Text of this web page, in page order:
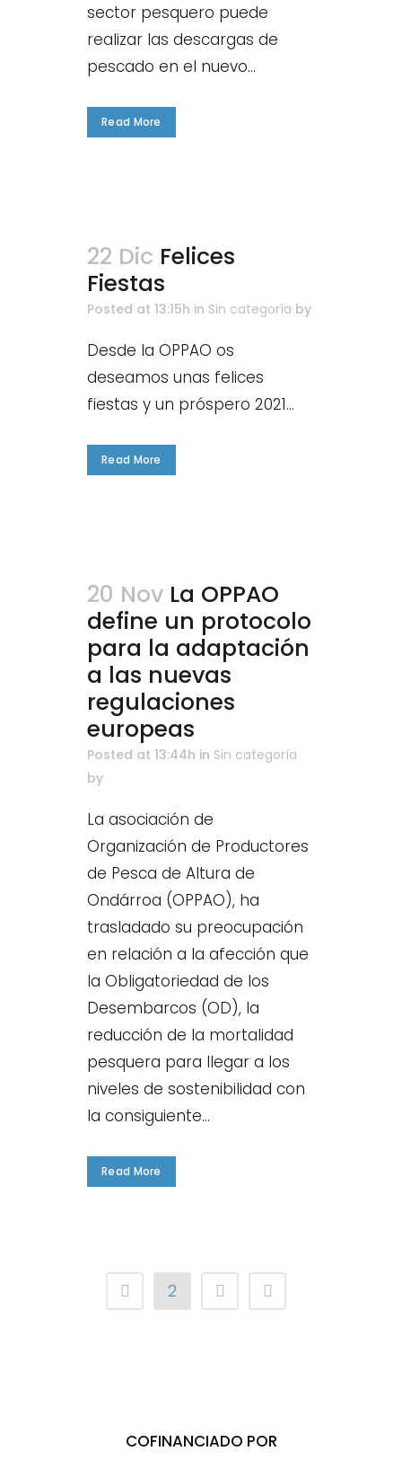
sector pesquero puede
realizar las descargas de
pescado en el nuevo...
Read More
22 Dic Felices
Fiestas
Posted at 13:15h in Sin categoría by
Desde la OPPAO os
deseamos unas felices
fiestas y un próspero 2021...
Read More
20 Nov La OPPAO
define un protocolo
para la adaptación
a las nuevas
regulaciones
europeas
Posted at 13:44h in Sin categoría
by
La asociación de
Organización de Productores
de Pesca de Altura de
Ondárroa (OPPAO), ha
trasladado su preocupación
en relación a la afección que
la Obligatoriedad de los
Desembarcos (OD), la
reducción de la mortalidad
pesquera para llegar a los
niveles de sostenibilidad con
la consiguiente...
Read More
2
COFINANCIADO POR